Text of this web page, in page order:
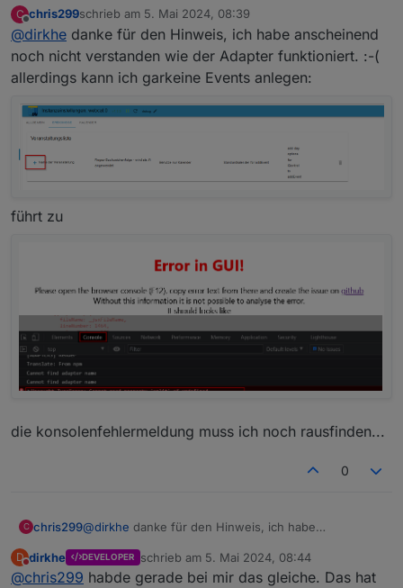
entsprechenden dp ein binding machen und dich
benachrichtigen lassen
Die warnings kannst du erstmal ignorieren,die basteln
da gerade an der json config.
C
Offline
chris299schrieb am 5. Mai 2024, 08:39
zuletzt editiert von
@dirkhe danke für den Hinweis, ich habe anscheinend
noch nicht verstanden wie der Adapter funktioniert. :-(
allerdings kann ich garkeine Events anlegen:
führt zu
die konsolenfehlermeldung muss ich noch rausfinden...
0
C chris299@dirkhe danke für den Hinweis, ich habe
funktioniert. :-(
allerdings kann ich garkeine Events anlegen:
die konsolenfehlermeldung muss ich noch
rausfinden...
D
Nicht stören
dirkhe DEVELOPER schrieb am 5. Mai 2024, 08:44
zuletzt editiert von
@chris299 habde gerade bei mir das gleiche. Das hat